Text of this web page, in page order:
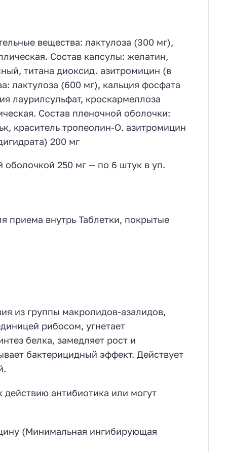
вещества: лактулоза (300 мг),
Состав капсулы: желатин,
титана диоксид. азитромицин (в
лактулоза (600 мг), кальция фосфата
лаурилсульфат, кроскармеллоза
Состав пленочной оболочки:
краситель тропеолин-О. азитромицин
200 мг
250 мг — по 6 штук в уп.
приема внутрь Таблетки, покрытые
из группы макролидов-азалидов,
рибосом, угнетает
белка, замедляет рост и
бактерицидный эффект. Действует
антибиотика или могут
(Минимальная ингибирующая